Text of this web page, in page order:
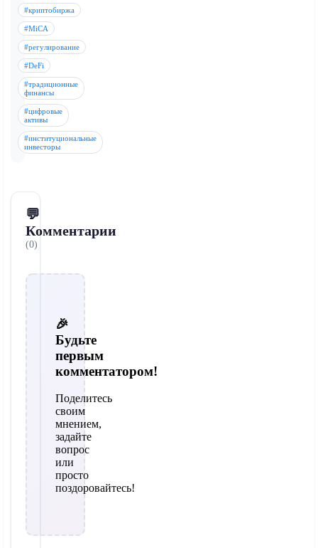
#криптобиржа
#MiCA
#регулирование
#DeFi
#традиционные
финансы
#цифровые
активы
#институциональные
инвесторы
💬
Комментарии
(0)
🎉
Будьте
первым
комментатором!
Поделитесь
своим
мнением,
задайте
вопрос
или
просто
поздоровайтесь!